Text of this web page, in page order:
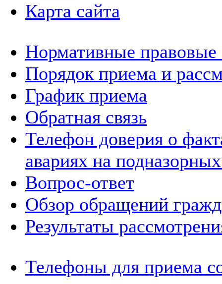
Карта сайта
Нормативные правовые
Порядок приема и
График приема
Обратная связь
Телефон доверия о
авариях на
Вопрос-ответ
Обзор обращений
Результаты
Телефоны для приема